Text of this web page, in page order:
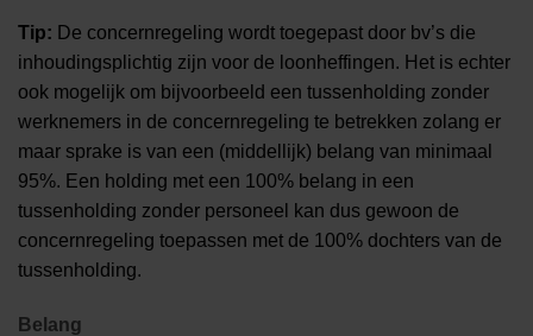
Tip: De concernregeling wordt toegepast door bv’s die
inhoudingsplichtig zijn voor de loonheffingen. Het is echter
ook mogelijk om bijvoorbeeld een tussenholding zonder
werknemers in de concernregeling te betrekken zolang er
maar sprake is van een (middellijk) belang van minimaal
95%. Een holding met een 100% belang in een
tussenholding zonder personeel kan dus gewoon de
concernregeling toepassen met de 100% dochters van de
tussenholding.
Belang